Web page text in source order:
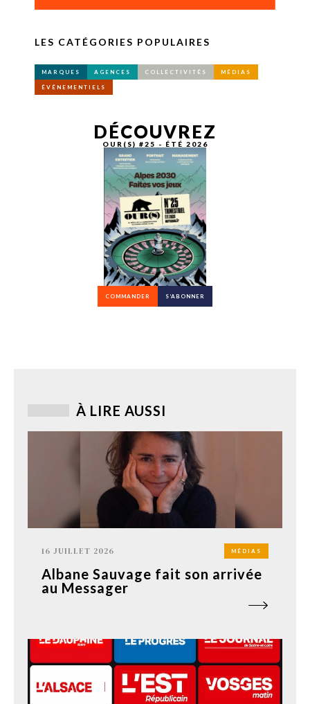
LES CATÉGORIES POPULAIRES
MARQUES AGENCES COLLECTIVITÉS MÉDIAS
ÉVÉNEMENTIELS
DÉCOUVREZ
OUR(S) #25 - ÉTÉ 2026
COMMANDER S’ABONNER
À LIRE AUSSI
16 JUILLET 2026 MÉDIAS
Albane Sauvage fait son arrivée
au Messager